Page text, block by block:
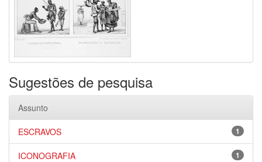
Sugestões de pesquisa
Assunto
1
ESCRAVOS
1
ICONOGRAFIA